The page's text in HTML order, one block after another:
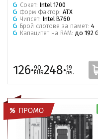
Сокет: Intel 1700
Форм Фактор: ATX
Чипсет: Intel B760
Брой слотове за памет: 4
Капацитет на RAM: до 192
126·90
EUR248·19
лв.